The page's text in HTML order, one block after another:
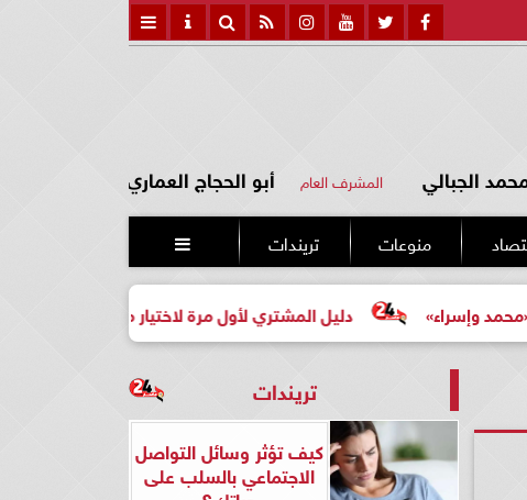
الجبالي المشرف العام أبو الحجاج العماري
منوعات تريندات 
دليل المشتري لأول مرة لاختيار مشروع عقاري مناسب
تريندات
كيف تؤثر وسائل التواصل
الاجتماعي بالسلب على